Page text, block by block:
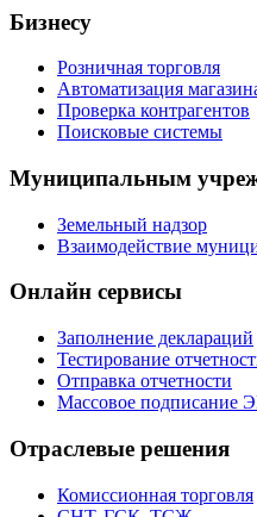
Бизнесу
Розничная торговля
Автоматизация
Проверка контрагентов
Поисковые системы
Муниципальным
Земельный надзор
Взаимодействие
Онлайн сервисы
Заполнение деклараций
Тестирование
Отправка отчетности
Массовое подписание
Отраслевые решения
Комиссионная торговля